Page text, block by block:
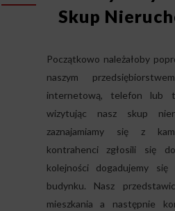
Skup
Początkowo należałoby
naszym
internetową, telefon lub
wizytując nasz skup
zaznajamiamy się z
kontrahenci zgłosili się
kolejności dogadujemy
budynku. Nasz
mieszkania a następnie